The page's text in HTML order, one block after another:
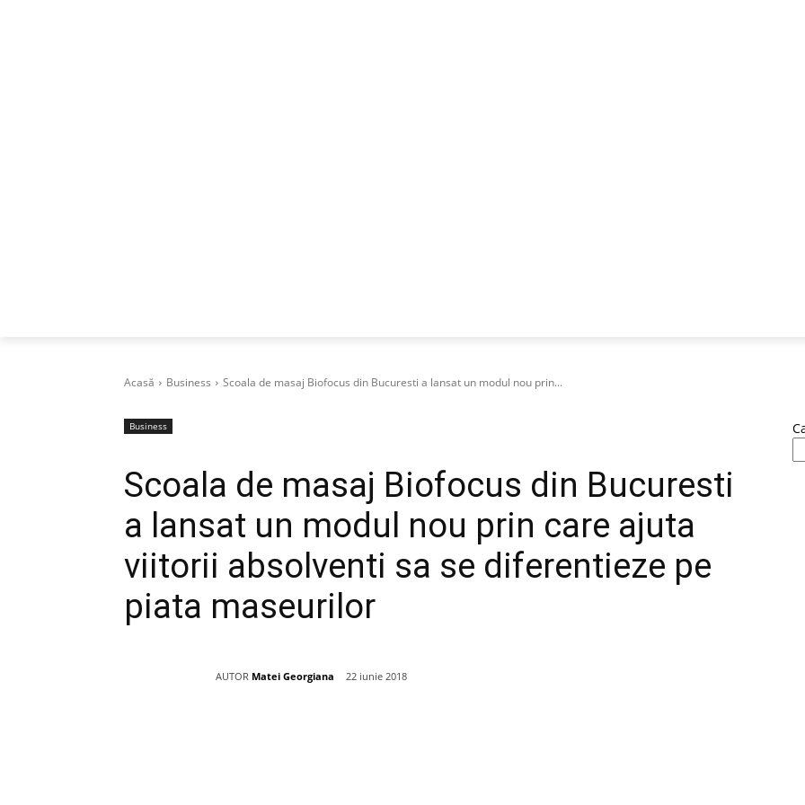
Acasă Business Scoala de masaj Biofocus din Bucuresti a lansat un modul nou prin...
Business
Scoala de masaj Biofocus din Bucuresti
a lansat un modul nou prin care ajuta
viitorii absolventi sa se diferentieze pe
piata maseurilor
AUTOR Matei Georgiana 22 iunie 2018